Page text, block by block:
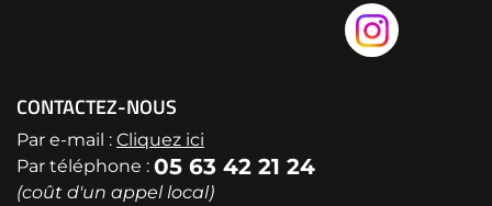
CONTACTEZ-NOUS
Par e-mail : Cliquez ici
Par téléphone : 05 63 42 21 24
(coût d'un appel local)